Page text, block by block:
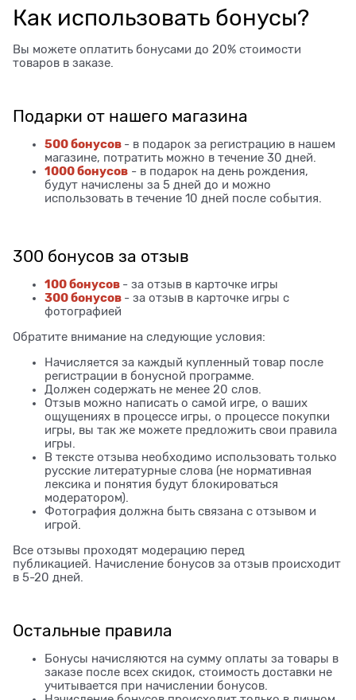
Как использовать бонусы?
Вы можете оплатить бонусами до 20% стоимости
товаров в заказе.
Подарки от нашего магазина
500 бонусов - в подарок за регистрацию в нашем
магазине, потратить можно в течение 30 дней.
1000 бонусов - в подарок на день рождения,
будут начислены за 5 дней до и можно
использовать в течение 10 дней после события.
300 бонусов за отзыв
100 бонусов - за отзыв в карточке игры
300 бонусов - за отзыв в карточке игры с
фотографией
Обратите внимание на следующие условия:
Начисляется за каждый купленный товар после
регистрации в бонусной программе.
Должен содержать не менее 20 слов.
Отзыв можно написать о самой игре, о ваших
ощущениях в процессе игры, о процессе покупки
игры, вы так же можете предложить свои правила
игры.
В тексте отзыва необходимо использовать только
русские литературные слова (не нормативная
лексика и понятия будут блокироваться
модератором).
Фотография должна быть связана с отзывом и
игрой.
Все отзывы проходят модерацию перед
публикацией. Начисление бонусов за отзыв происходит
в 5-20 дней.
Остальные правила
Бонусы начисляются на сумму оплаты за товары в
заказе после всех скидок, стоимость доставки не
учитывается при начислении бонусов.